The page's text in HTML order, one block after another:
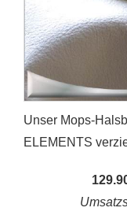
Unser Mops-
ELEMENTS